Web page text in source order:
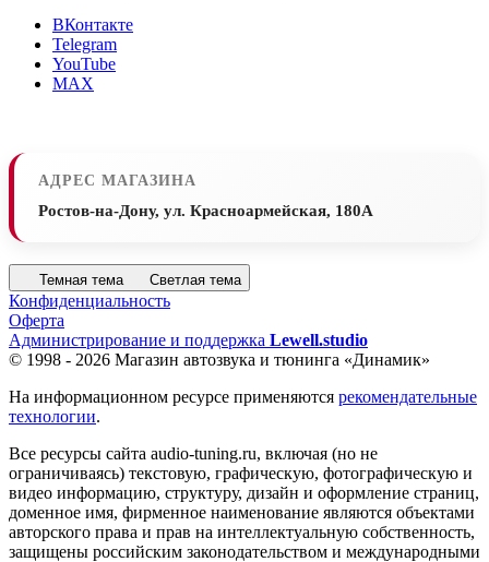
ВКонтакте
Telegram
YouTube
MAX
АДРЕС МАГАЗИНА
Ростов-на-Дону, ул. Красноармейская, 180А
Темная тема Светлая тема
Конфиденциальность
Оферта
Администрирование и поддержка Lewell.studio
© 1998 - 2026 Магазин автозвука и тюнинга «Динамик»
На информационном ресурсе применяются рекомендательные
технологии.
Все ресурсы сайта audio-tuning.ru, включая (но не
ограничиваясь) текстовую, графическую, фотографическую и
видео информацию, структуру, дизайн и оформление страниц,
доменное имя, фирменное наименование являются объектами
авторского права и прав на интеллектуальную собственность,
защищены российским законодательством и международными